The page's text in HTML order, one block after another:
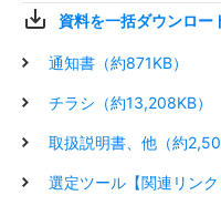
資料を一括ダウンロー
通知書（約871KB）
チラシ（約13,208KB）
取扱説明書、他（約
選定ツール【関連リンク